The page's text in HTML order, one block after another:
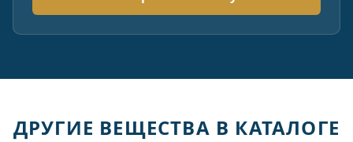
ДРУГИЕ ВЕЩЕСТВА В КАТАЛОГЕ